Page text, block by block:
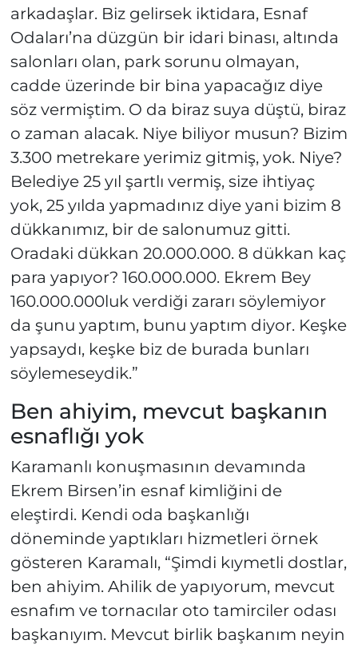
arkadaşlar. Biz gelirsek iktidara, Esnaf
Odaları’na düzgün bir idari binası, altında
salonları olan, park sorunu olmayan,
cadde üzerinde bir bina yapacağız diye
söz vermiştim. O da biraz suya düştü, biraz
o zaman alacak. Niye biliyor musun? Bizim
3.300 metrekare yerimiz gitmiş, yok. Niye?
Belediye 25 yıl şartlı vermiş, size ihtiyaç
yok, 25 yılda yapmadınız diye yani bizim 8
dükkanımız, bir de salonumuz gitti.
Oradaki dükkan 20.000.000. 8 dükkan kaç
para yapıyor? 160.000.000. Ekrem Bey
160.000.000luk verdiği zararı söylemiyor
da şunu yaptım, bunu yaptım diyor. Keşke
yapsaydı, keşke biz de burada bunları
söylemeseydik.”
Ben ahiyim, mevcut başkanın
esnaflığı yok
Karamanlı konuşmasının devamında
Ekrem Birsen’in esnaf kimliğini de
eleştirdi. Kendi oda başkanlığı
döneminde yaptıkları hizmetleri örnek
gösteren Karamalı, “Şimdi kıymetli dostlar,
ben ahiyim. Ahilik de yapıyorum, mevcut
esnafım ve tornacılar oto tamirciler odası
başkanıyım. Mevcut birlik başkanım neyin